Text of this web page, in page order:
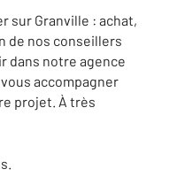
sur Granville : achat,
de nos conseillers
dans notre agence
vous accompagner
projet. À très